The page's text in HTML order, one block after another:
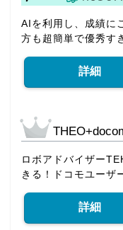
AIを利用し、成績に
方も超簡単で優秀す
詳細
ロボアドバイザー
きる！ドコモユーザ
詳細